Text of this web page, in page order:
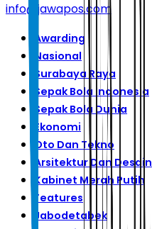
info@jawapos.com
Awarding
Nasional
Surabaya Raya
Sepak Bola Indonesia
Sepak Bola Dunia
Ekonomi
Oto Dan Tekno
Arsitektur Dan Desain
Kabinet Merah Putih
Features
Jabodetabek